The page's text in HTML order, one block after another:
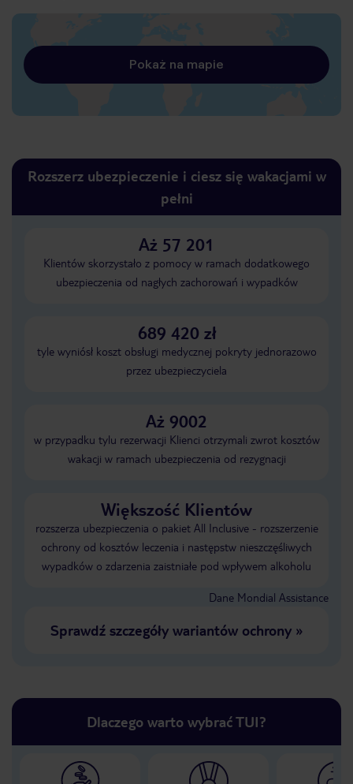
Pokaż na mapie
Rozszerz ubezpieczenie i ciesz się wakacjami w
pełni
Aż 57 201
Klientów skorzystało z pomocy w ramach dodatkowego
ubezpieczenia od nagłych zachorowań i wypadków
689 420 zł
tyle wyniósł koszt obsługi medycznej pokryty jednorazowo
przez ubezpieczyciela
Aż 9002
w przypadku tylu rezerwacji Klienci otrzymali zwrot kosztów
wakacji w ramach ubezpieczenia od rezygnacji
Większość Klientów
rozszerza ubezpieczenia o pakiet All Inclusive - rozszerzenie
ochrony od kosztów leczenia i następstw nieszczęśliwych
wypadków o zdarzenia zaistniałe pod wpływem alkoholu
Dane Mondial Assistance
Sprawdź szczegóły wariantów ochrony»
Dlaczego warto wybrać TUI?